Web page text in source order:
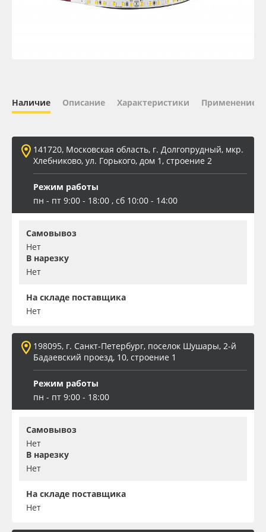
ПЭТ листовой
ПЭТ бэклит
Вспененный ПВХ
Баннер
Заготовки для сувениров
Наличие Описание Характеристики Применение
141720, Московская область, г. Долгопрудный, мкр.
Хлебниково, ул. Горького, дом 1, строение 2
Режим работы
пн - пт 9:00 - 18:00 , сб 10:00 - 14:00
Самовывоз
Нет
В нарезку
Нет
На складе поставщика
Нет
198095, г. Санкт-Петербург, поселок Шушары, 2-й
Бадаевский проезд, 10, строение 1
Режим работы
пн - пт 9:00 - 18:00
Самовывоз
Нет
В нарезку
Нет
На складе поставщика
Нет